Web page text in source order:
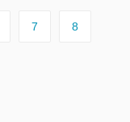
7 8